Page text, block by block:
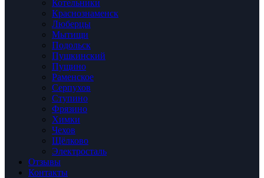
Котельники
Краснознаменск
Люберцы
Мытищи
Подольск
Пушкинский
Пущино
Раменское
Серпухов
Ступино
Фрязино
Химки
Чехов
Щёлково
Электросталь
Отзывы
Контакты